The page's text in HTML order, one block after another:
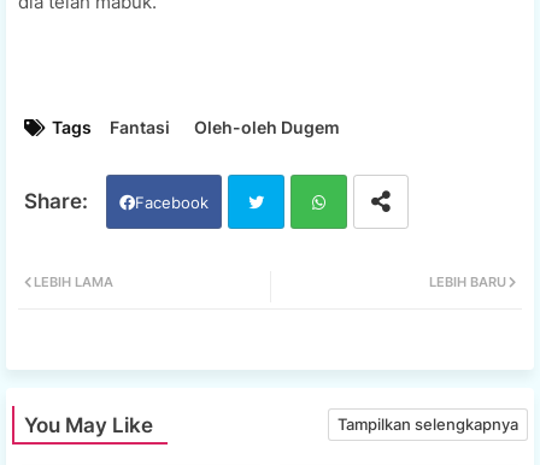
Tags Fantasi Oleh-oleh Dugem
Facebook
LEBIH BARU
LEBIH LAMA
You May Like Tampilkan selengkapnya